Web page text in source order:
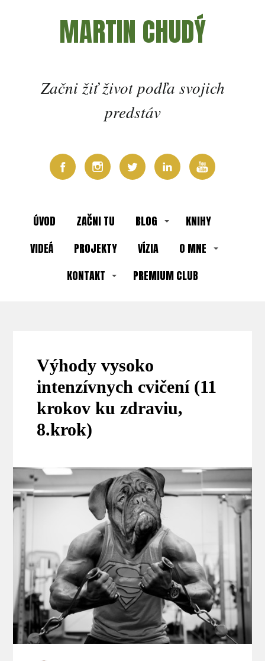
MARTIN CHUDÝ
Začni žiť život podľa svojich
predstáv
ÚVOD ZAČNI TU BLOG
KNIHY
VIDEÁ
PROJEKTY VÍZIA
O MNE
KONTAKT
PREMIUM CLUB
Výhody vysoko
intenzívnych cvičení (11
krokov ku zdraviu,
8.krok)